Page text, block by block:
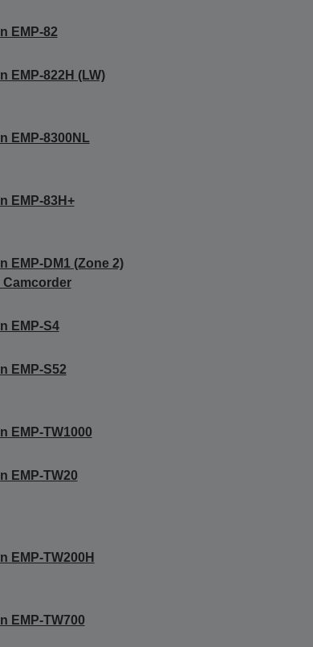
EMP-82
EMP-822H (LW)
EMP-8300NL
EMP-83H+
EMP-DM1 (Zone 2)
Camcorder
EMP-S4
EMP-S52
EMP-TW1000
EMP-TW20
EMP-TW200H
EMP-TW700